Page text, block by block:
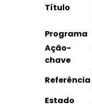
Título
Programa
Ação-
chave
Referência
Estado